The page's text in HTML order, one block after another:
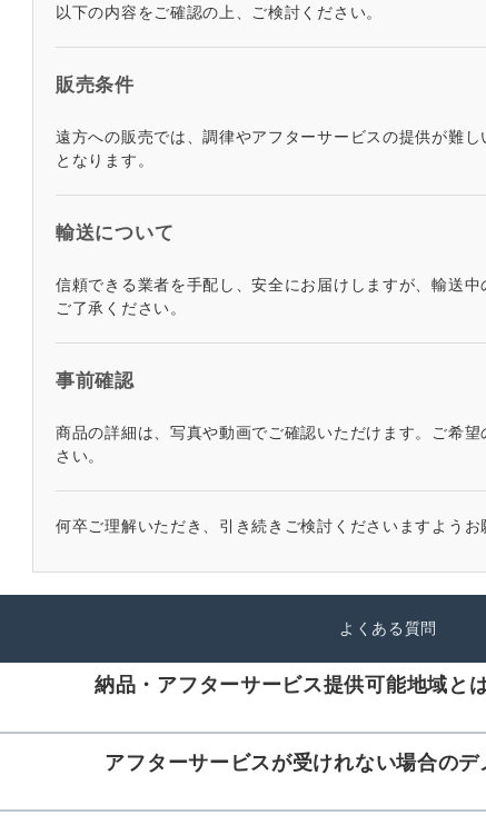
以下の内容をご確認の上、ご検討ください。
販売条件
遠方への販売では、調律やアフターサービスの提供が難
となります。
輸送について
信頼できる業者を手配し、安全にお届けしますが、輸送
ご了承ください。
事前確認
商品の詳細は、写真や動画でご確認いただけます。ご希
さい。
何卒ご理解いただき、引き続きご検討くださいますようお
よくある質問
納品・アフターサービス提供可能地域と
アフターサービスが受けれない場合のデ